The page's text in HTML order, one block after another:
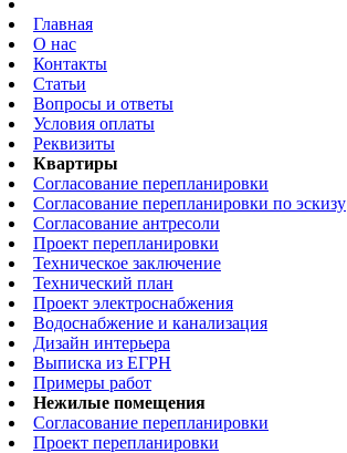
Главная
О нас
Контакты
Статьи
Вопросы и ответы
Условия оплаты
Реквизиты
Квартиры
Согласование перепланировки
Согласование перепланировки по эскизу
Согласование антресоли
Проект перепланировки
Техническое заключение
Технический план
Проект электроснабжения
Водоснабжение и канализация
Дизайн интерьера
Выписка из ЕГРН
Примеры работ
Нежилые помещения
Согласование перепланировки
Проект перепланировки